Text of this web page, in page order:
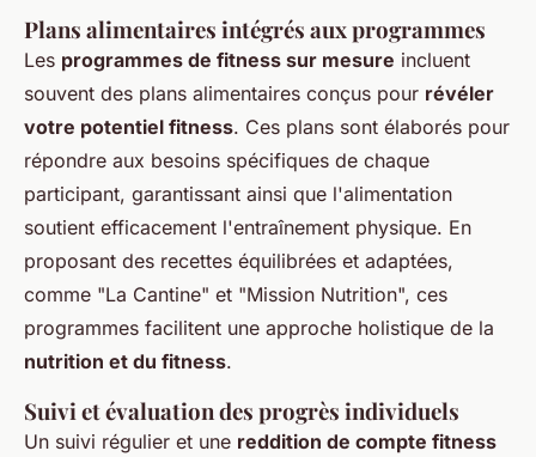
Plans alimentaires intégrés aux programmes
Les programmes de fitness sur mesure incluent
souvent des plans alimentaires conçus pour révéler
votre potentiel fitness. Ces plans sont élaborés pour
répondre aux besoins spécifiques de chaque
participant, garantissant ainsi que l'alimentation
soutient efficacement l'entraînement physique. En
proposant des recettes équilibrées et adaptées,
comme "La Cantine" et "Mission Nutrition", ces
programmes facilitent une approche holistique de la
nutrition et du fitness.
Suivi et évaluation des progrès individuels
Un suivi régulier et une reddition de compte fitness